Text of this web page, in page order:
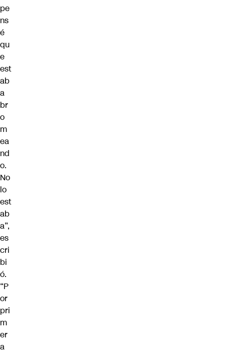
pe
ns
é
qu
e
est
ab
a
br
o
m
ea
nd
o.
No
lo
est
ab
a”,
es
cri
bi
ó.
“P
or
pri
m
er
a